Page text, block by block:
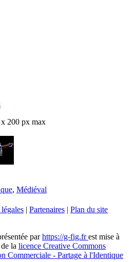
200 px max
, Médiéval
| Partenaires | Plan du site
parhttps://g-fig.frest mise à
la licence Creative Commons
Commerciale - Partage à l'Identique